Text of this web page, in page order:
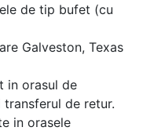
de tip bufet (cu
Galveston, Texas
in orasul de
transferul de retur.
in orasele